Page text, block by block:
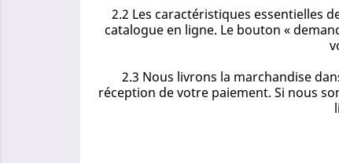
2.2 Les caractéristiques essentielles
catalogue en ligne. Le bouton «
2.3 Nous livrons la marchandise
réception de votre paiement. Si nous